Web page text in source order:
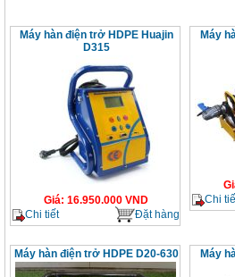
Máy hàn điện trở HDPE Huajin
D315
Giá: 16.950.000 VND
Chi tiết
Đặt hàng
Máy
Chi
Máy hàn điện trở HDPE D20-630 Máy